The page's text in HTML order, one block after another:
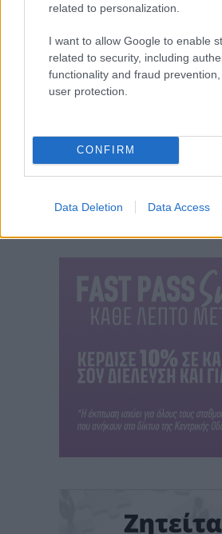
related to personalization.
I want to allow Google to enable
related to security, including
functionality and fraud
user protection.
CONFIRM
Data Deletion Data Access